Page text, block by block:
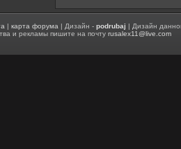
|карта форума | Дизайн -podrubaj | Дизайн
и рекламы пишите на почтуrusalex11@live.com